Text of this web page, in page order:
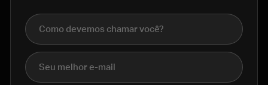
Nome completo
E-mail